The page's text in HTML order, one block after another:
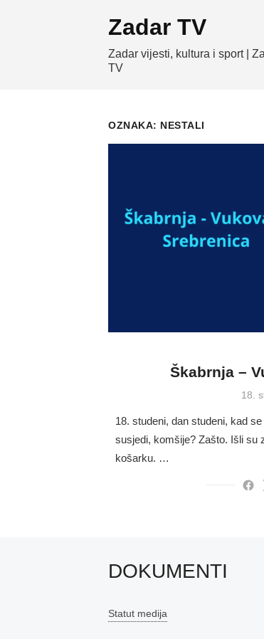
Zadar TV
Zadar vijesti, kultura i sport |
TV
OZNAKA: NESTALI
Škabrnja –
18.
18. studeni, dan studeni, kad
susjedi, komšije? Zašto. Išli su
košarku. …
DOKUMENTI
Statut medija